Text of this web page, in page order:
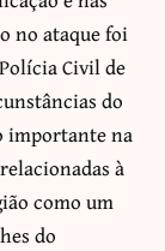
no ataque foi
Civil de
do
importante na
à
como um
do